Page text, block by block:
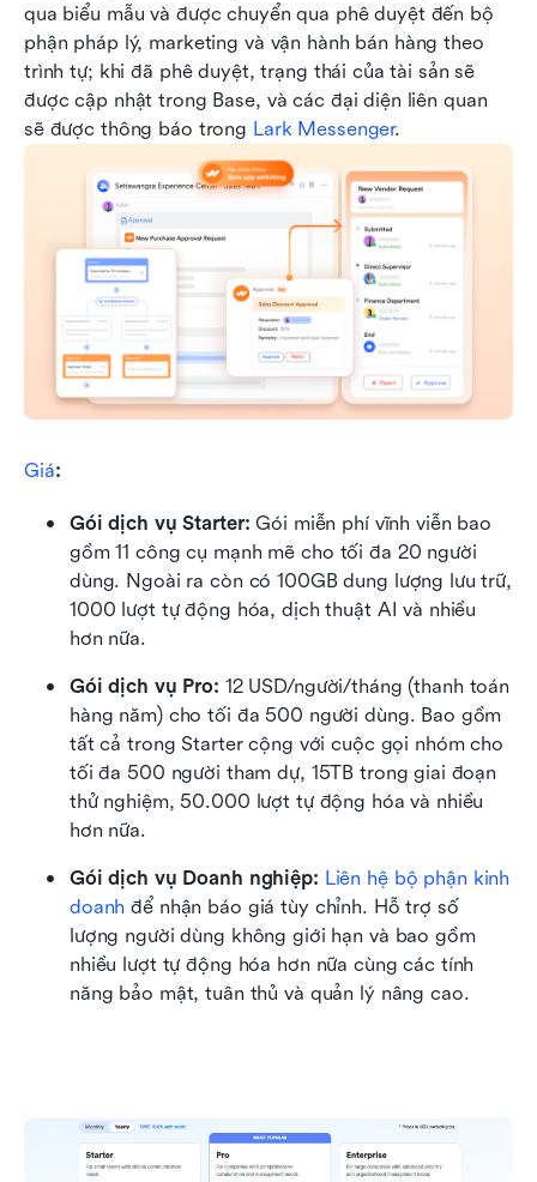
qua biểu mẫu và được chuyển qua phê duyệt đến bộ
phận pháp lý, marketing và vận hành bán hàng theo
trình tự; khi đã phê duyệt, trạng thái của tài sản sẽ
được cập nhật trong Base, và các đại diện liên quan
sẽ được thông báo trong Lark Messenger.
Giá:
Gói dịch vụ Starter: Gói miễn phí vĩnh viễn bao
gồm 11 công cụ mạnh mẽ cho tối đa 20 người
dùng. Ngoài ra còn có 100GB dung lượng lưu trữ,
1000 lượt tự động hóa, dịch thuật AI và nhiều
hơn nữa.
Gói dịch vụ Pro: 12 USD/người/tháng (thanh toán
hàng năm) cho tối đa 500 người dùng. Bao gồm
tất cả trong Starter cộng với cuộc gọi nhóm cho
tối đa 500 người tham dự, 15TB trong giai đoạn
thử nghiệm, 50.000 lượt tự động hóa và nhiều
hơn nữa.
Gói dịch vụ Doanh nghiệp: Liên hệ bộ phận kinh
doanh để nhận báo giá tùy chỉnh. Hỗ trợ số
lượng người dùng không giới hạn và bao gồm
nhiều lượt tự động hóa hơn nữa cùng các tính
năng bảo mật, tuân thủ và quản lý nâng cao.